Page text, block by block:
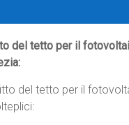
del tetto per il
del tetto per il